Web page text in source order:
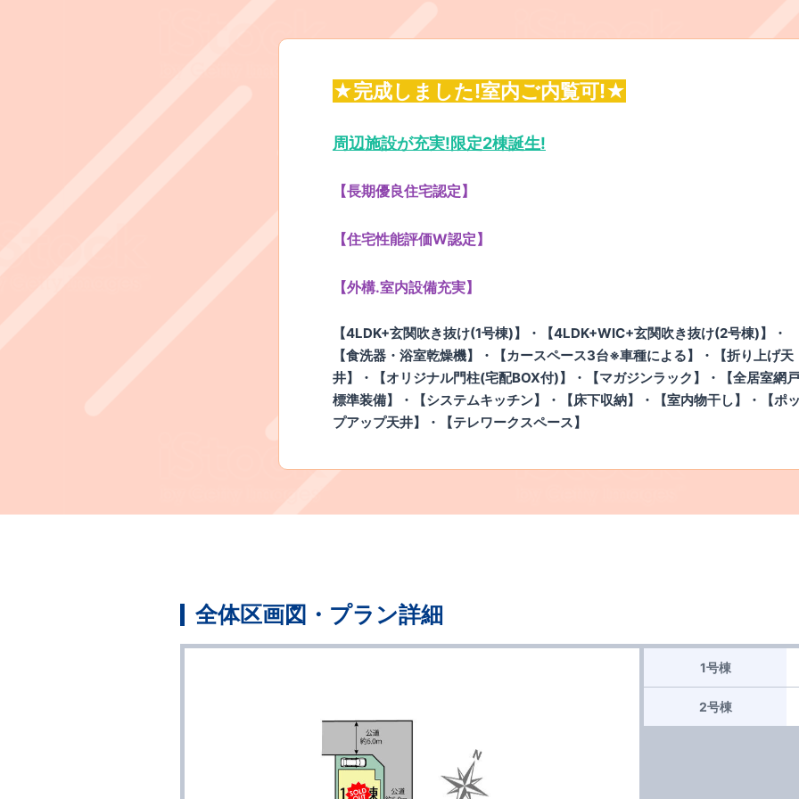
★完成しました!室内ご内覧可!★
周辺施設が充実!限定2棟誕生!
【長期優良住宅認定】
【住宅性能評価W認定】
【外構.室内設備充実】
【4LDK+玄関吹き抜け(1号棟)】・【4LDK+WIC+玄関吹き抜け(2号棟)】・
【食洗器・浴室乾燥機】・【カースペース3台※車種による】・【折り上げ天
井】・【オリジナル門柱(宅配BOX付)】・【マガジンラック】・【全居室網戸
標準装備】・【システムキッチン】・【床下収納】・【室内物干し】・【ポ
プアップ天井】・【テレワークスペース】
全体区画図・プラン詳細
1号棟
2号棟